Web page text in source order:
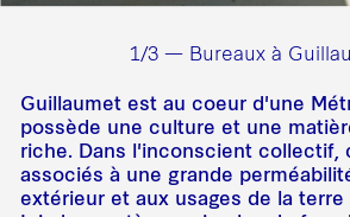
1/3 — Bureaux à
Guillaumet est au coeur d'une
possède une culture et une
riche. Dans l'inconscient collectif,
associés à une grande
extérieur et aux usages de la